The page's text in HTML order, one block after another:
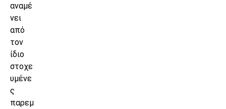
αναμέ
νει
από
τον
ίδιο
στοχε
υμένε
ς
παρεμ